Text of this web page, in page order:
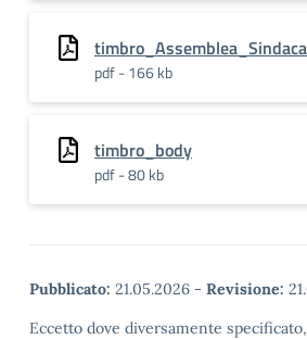
pdf - 166 kb
timbro_body
pdf - 80 kb
Pubblicato: 21.05.2026 - Revisione:
Eccetto dove diversamente